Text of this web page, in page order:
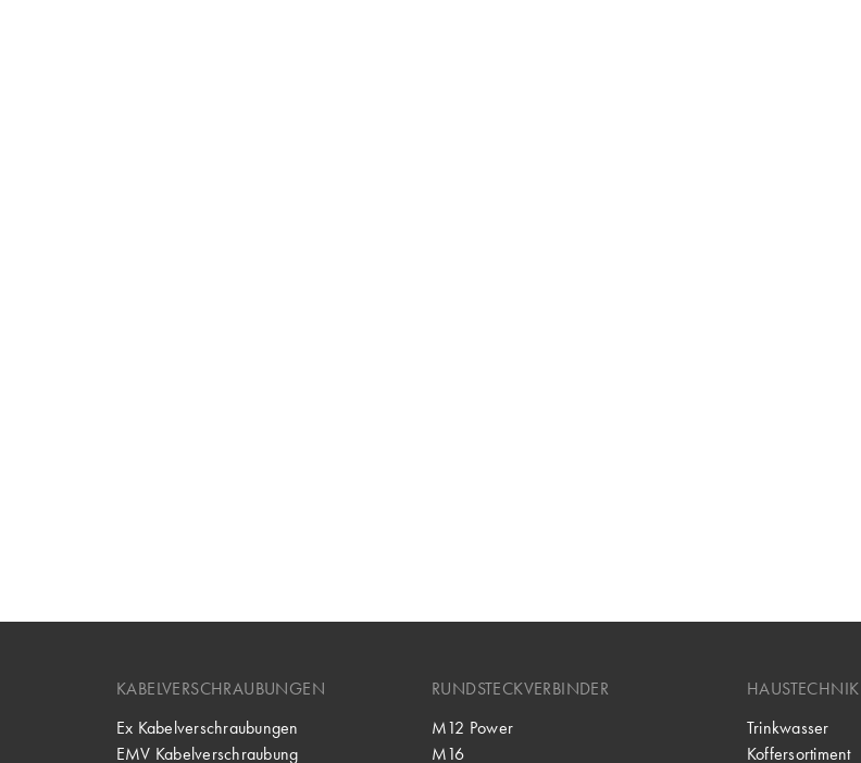
KABELVERSCHRAUBUNGEN
Ex Kabelverschraubungen
EMV Kabelverschraubung
RUNDSTECKVERBINDER
M12 Power
M16
HAUSTECHNIK
Trinkwasser
Koffersortiment